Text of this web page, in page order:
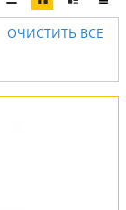
ОЧИСТИТЬ ВСЕ